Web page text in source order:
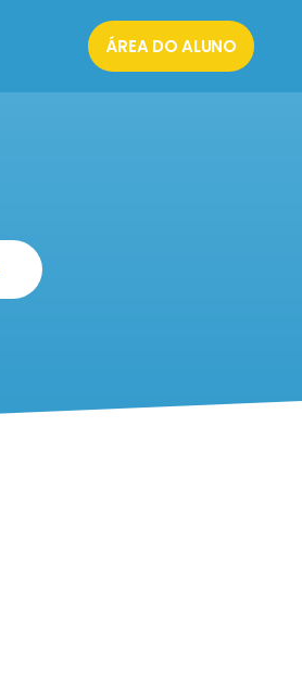
ÁREA DO ALUNO